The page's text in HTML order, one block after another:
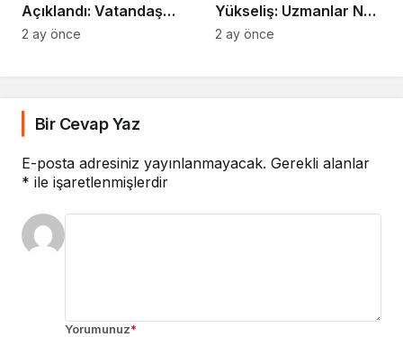
Açıklandı: Vatandaş
Nasıl Etkilenecek?
2 ay önce
Yükseliş: Uzmanlar Ne
Diyor?
2 ay önce
Bir Cevap Yaz
E-posta adresiniz yayınlanmayacak. Gerekli alanlar
* ile işaretlenmişlerdir
Yorumunuz*